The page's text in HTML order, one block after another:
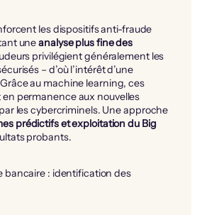
les dispositifs anti-fraude
uneanalyse plus fine des
privilégient généralement les
– d’où l’intérêt d’une
au machine learning, ces
en permanence aux nouvelles
les cybercriminels. Une approche
prédictifs et exploitation du Big
probants.
bancaire : identification des